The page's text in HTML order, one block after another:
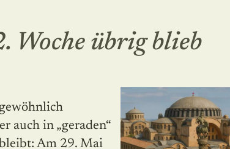
Woche übrig blieb
auch in „geraden“
Am 29. Mai